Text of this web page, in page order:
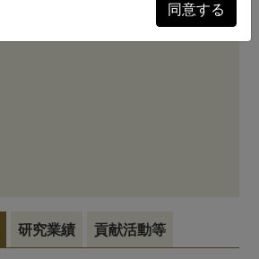
研究業績 貢献活動等
同意する